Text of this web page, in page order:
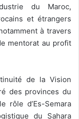
du Maroc,
et étrangers
à travers
mentorat au profit
de la Vision
des provinces du
rôle d’Es-Semara
du Sahara